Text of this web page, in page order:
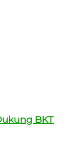
BKT